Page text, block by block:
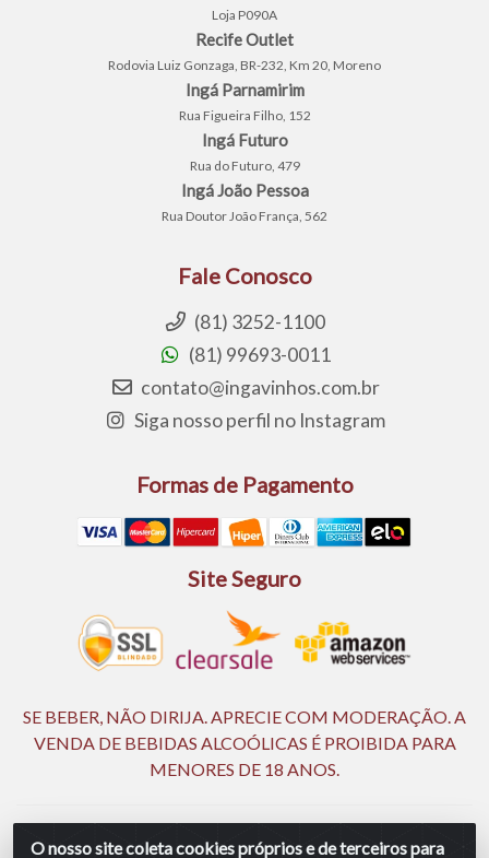
O nosso site coleta cookies próprios e de terceiros para
Loja P090A
Recife Outlet
Rodovia Luiz Gonzaga, BR-232, Km 20, Moreno
Ingá Parnamirim
Rua Figueira Filho, 152
Ingá Futuro
Rua do Futuro, 479
Ingá João Pessoa
Rua Doutor João França, 562
Fale Conosco
(81) 3252-1100
(81) 99693-0011
contato@ingavinhos.com.br
Siga nosso perfil no Instagram
Formas de Pagamento
Site Seguro
SE BEBER, NÃO DIRIJA. APRECIE COM MODERAÇÃO. A
VENDA DE BEBIDAS ALCOÓLICAS É PROIBIDA PARA
MENORES DE 18 ANOS.
Ingá Distribuidora Ltda | CNPJ 05.390.477/0002-25 - Rod BR